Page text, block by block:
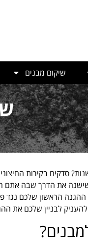
שיקום מבנים
סדקים בקירות
את הדרך שבה אתם
הראשון שלכם נגד
לבניין שלכם את